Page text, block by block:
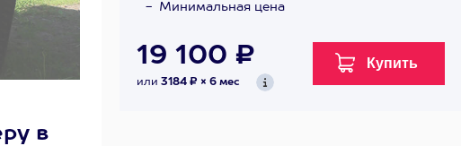
в
Минимальная цена
19 100 ₽
или 3184 ₽ × 6 мес